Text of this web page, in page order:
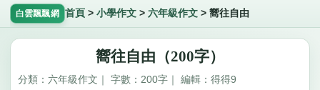
白雲飄飄網 首頁 > 小學作文> 六年級作文> 嚮往自由
嚮往自由（200字）
分類：六年級作文｜ 字數：200字｜ 編輯：得得9